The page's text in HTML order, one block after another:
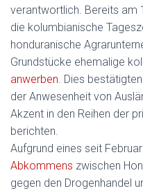
verantwortlich. Bereits am
die kolumbianische
honduranische
Grundstücke ehemalige
anwerben. Dies
der Anwesenheit von
Akzent in den Reihen der
berichten.
Aufgrund eines seit
Abkommens zwischen
gegen den Drogenhandel